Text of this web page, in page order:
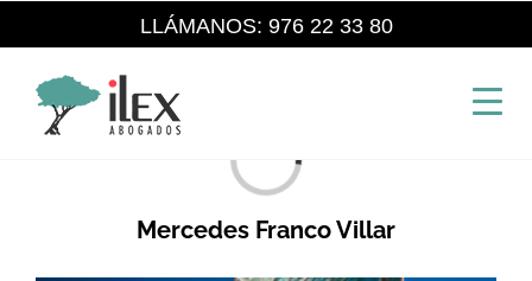
al
contenido
LLÁMANOS: 976 22 33 80
Mercedes Franco Villar